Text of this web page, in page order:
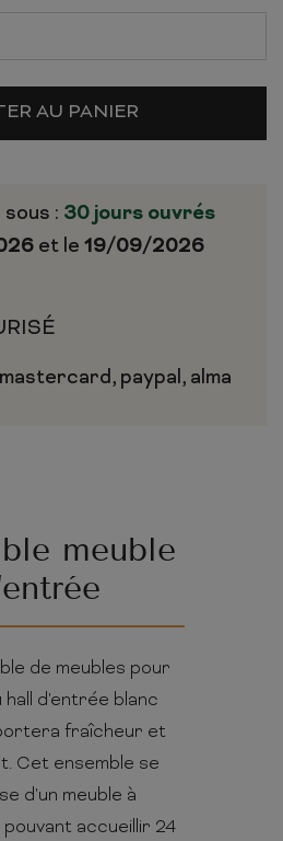
AU PANIER
: 30 jours ouvrés
et le 19/09/2026
meuble
de meubles pour
hall d'entrée blanc
fraîcheur et
Cet ensemble se
d'un meuble à
accueillir 24